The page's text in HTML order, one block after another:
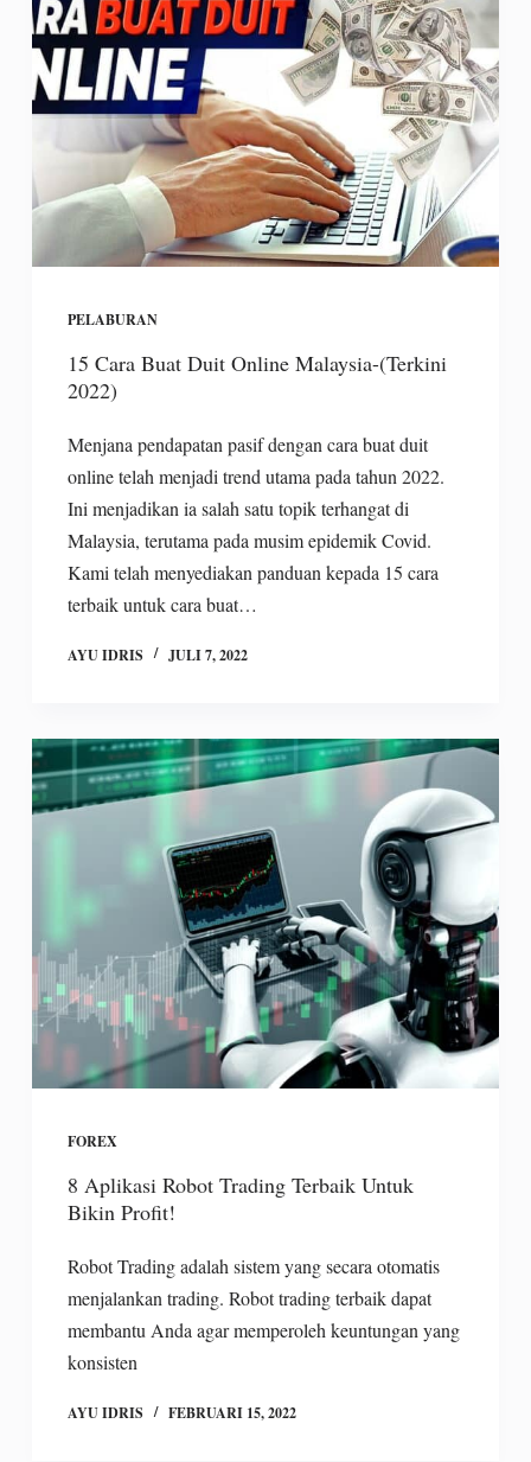
PELABURAN
15 Cara Buat Duit Online Malaysia-(Terkini
2022)
Menjana pendapatan pasif dengan cara buat duit
online telah menjadi trend utama pada tahun 2022.
Ini menjadikan ia salah satu topik terhangat di
Malaysia, terutama pada musim epidemik Covid.
Kami telah menyediakan panduan kepada 15 cara
terbaik untuk cara buat…
AYU IDRIS JULI 7, 2022
FOREX
8 Aplikasi Robot Trading Terbaik Untuk
Bikin Profit!
Robot Trading adalah sistem yang secara otomatis
menjalankan trading. Robot trading terbaik dapat
membantu Anda agar memperoleh keuntungan yang
konsisten
AYU IDRIS FEBRUARI 15, 2022